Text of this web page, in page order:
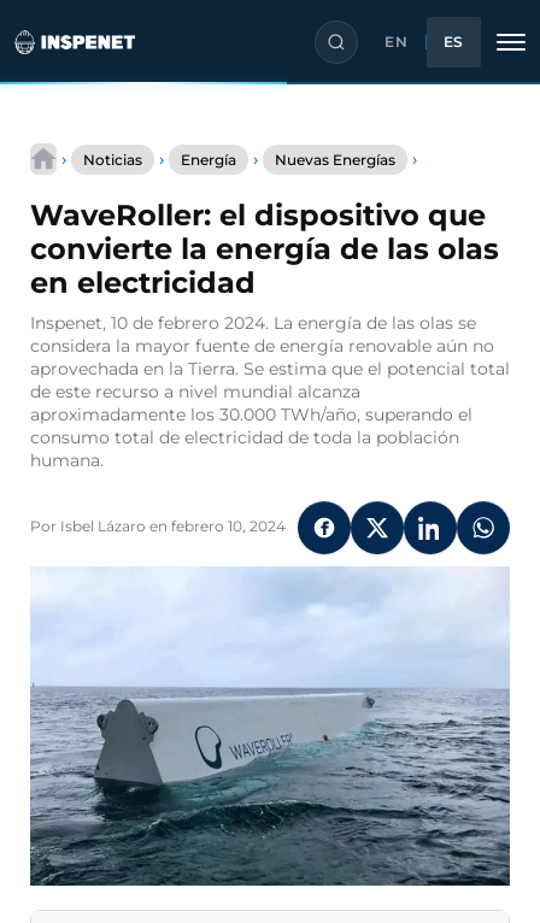
contenido
EN ES
› Noticias › Energía › Nuevas Energías ›
que
convierte
la
las
olas
en
WaveRoller: el dispositivo que
convierte la energía de las olas
en electricidad
Inspenet, 10 de febrero 2024. La energía de las olas se
considera la mayor fuente de energía renovable aún no
aprovechada en la Tierra. Se estima que el potencial total
de este recurso a nivel mundial alcanza
aproximadamente los 30.000 TWh/año, superando el
consumo total de electricidad de toda la población
humana.
Por Isbel Lázaro en febrero 10, 2024